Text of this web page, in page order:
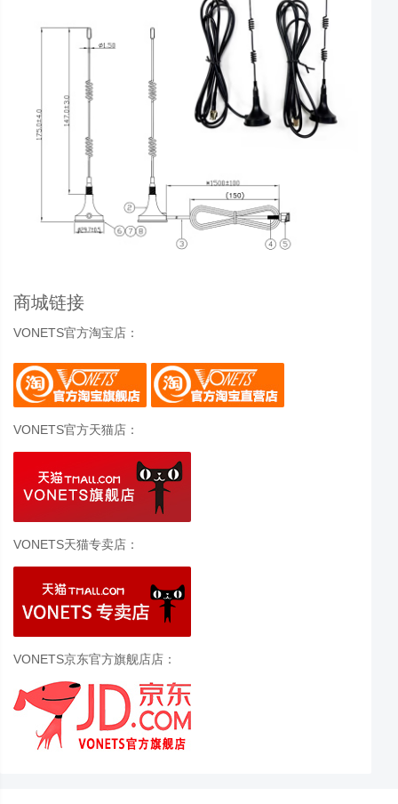
商城链接
VONETS官方淘宝店：
VONETS官方天猫店：
VONETS天猫专卖店：
VONETS京东官方旗舰店店：